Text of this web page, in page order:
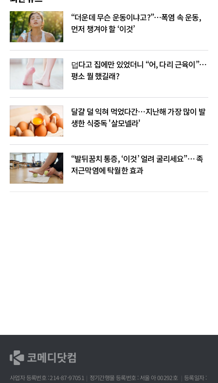
“더운데 무슨 운동이냐고?”…폭염 속 운동,
먼저 챙겨야 할 ‘이것’
덥다고 집에만 있었더니 “어, 다리 근육이”…
평소 뭘 했길래?
달걀 덜 익혀 먹었다간…지난해 가장 많이 발
생한 식중독 '살모넬라'
“발뒤꿈치 통증, ‘이것’ 얼려 굴리세요”… 족
저근막염에 탁월한 효과
사업자 등록번호 : 214-87-97051 정기간행물 등록번호 : 서울 아 00292호
등록일자 :